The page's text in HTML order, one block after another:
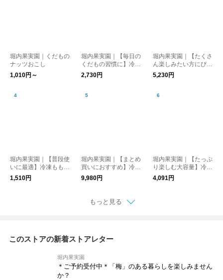
堀内果実園｜くだもの
ナッツおこし
1,010円～
堀内果実園｜【毎日の
くだもの習慣に】冷凍
ブルーベリー 500g
2,730円
堀内果実園｜【たくさ
ん楽しみたい方にぴっ
たり】冷凍もも 2kg
5,230円
堀内果実園｜【普段使
いに最適】冷凍もも 5
00g
1,510円
堀内果実園｜【まとめ
買いにおすすめ】冷凍
ブルーベリー 2kg
9,980円
堀内果実園｜【たっぷ
り楽しむ大容量】冷凍
キウイ 2kg
4,091円
もっと見る
このストアの新着ストアレター
堀内果実園
＊ご予約受付中＊「梅」のある暮らしを楽しみません
か？